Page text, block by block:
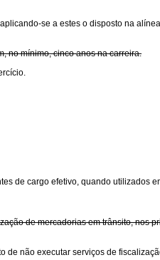
se a estes o disposto na alínea
no mínimo, cinco anos na carreira.
de cargo efetivo, quando utilizados
de mercadorias em trânsito, nos
de não executar serviços de